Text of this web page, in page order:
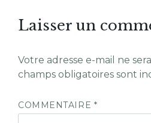
Laisser un
Votre adresse e-mail ne
champs obligatoires sont
COMMENTAIRE *